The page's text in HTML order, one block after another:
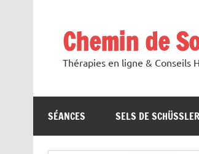
Chemin de
Thérapies en ligne & Conseils
SÉANCES SELS DE SCHÜSSLER